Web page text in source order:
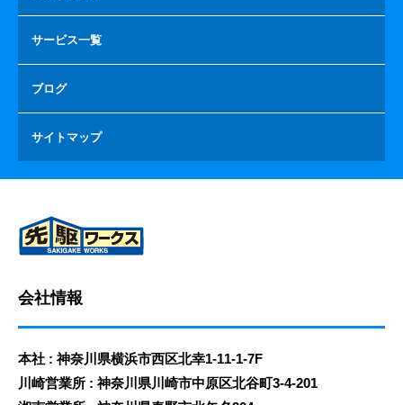
サービス一覧
ブログ
サイトマップ
会社情報
本社 : 神奈川県横浜市西区北幸1-11-1-7F
川崎営業所 : 神奈川県川崎市中原区北谷町3-4-201